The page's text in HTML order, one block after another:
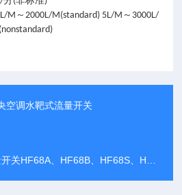
M～2000L/M(standard) 5L/M～3000L/
空调水靶式流量开关
关HF68A、HF68B、HF68S、HF68P